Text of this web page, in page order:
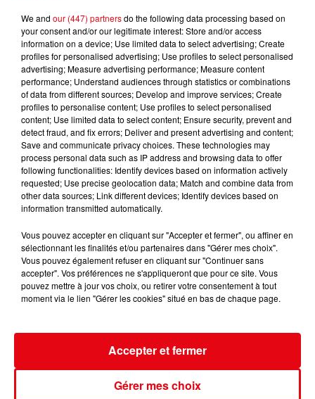
SHY'M
Femme De Couleur
SOUND OF LEGEND
San Francisco
DUA LIPA
Break My Heart
L'HOROSCOPE
Bélier Taureau Gémeaux
Lion
We and our (447) partnersdo the following data processing based on
your consent and/or our legitimate interest: Store and/or access
information on a device; Use limited data to select advertising; Create
profiles for personalised advertising; Use profiles to select personalised
advertising; Measure advertising performance; Measure content
performance; Understand audiences through statistics or combinations
of data from different sources; Develop and improve services; Create
profiles to personalise content; Use profiles to select personalised
content; Use limited data to select content; Ensure security, prevent and
detect fraud, and fix errors; Deliver and present advertising and content;
Save and communicate privacy choices. These technologies may
process personal data such as IP address and browsing data to offer
following functionalities: Identify devices based on information actively
requested; Use precise geolocation data; Match and combine data from
other data sources; Link different devices; Identify devices based on
information transmitted automatically.
Vous pouvez accepter en cliquant sur "Accepter et fermer", ou affiner en
sélectionnant les finalités et/ou partenaires dans "Gérer mes choix".
Vous pouvez également refuser en cliquant sur "Continuer sans
accepter". Vos préférences ne s'appliqueront que pour ce site. Vous
pouvez mettre à jour vos choix, ou retirer votre consentement à tout
moment via le lien "Gérer les cookies" situé en bas de chaque page.
Gérer mes choix
Accepter et fermer